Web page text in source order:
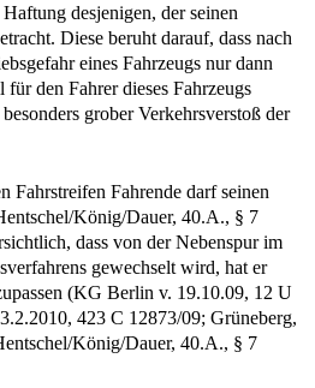
desjenigen, der seinen
Diese beruht darauf, dass nach
eines Fahrzeugs nur dann
den Fahrer dieses Fahrzeugs
grober Verkehrsverstoß der
Fahrstreifen Fahrende darf seinen
König/Dauer, 40.A., § 7
dass von der Nebenspur im
gewechselt wird, hat er
(KG Berlin v. 19.10.09, 12 U
423 C 12873/09; Grüneberg,
König/Dauer, 40.A., § 7